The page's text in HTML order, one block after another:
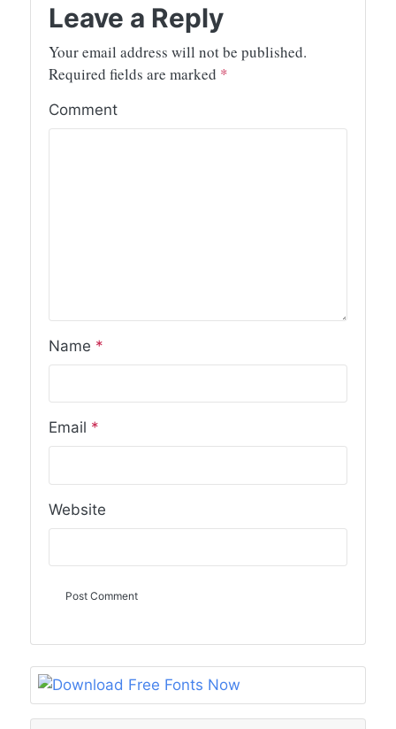
Leave a Reply
Your email address will not be published.
Required fields are marked *
Comment
Name *
Email *
Website